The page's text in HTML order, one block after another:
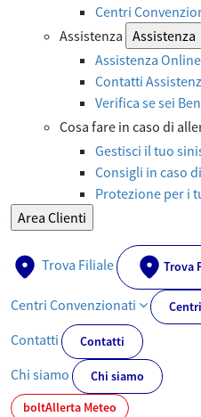
Centri
Assistenza Assistenza
Assistenza Online
Contatti
Verifica se sei
Cosa fare in caso di
Gestisci il tuo
Consigli in caso
Protezione per i
Area Clienti
Trova Filiale Trova
Centri Convenzionati
Contatti Contatti
Chi siamo
Chi siamo
boltAllerta Meteo